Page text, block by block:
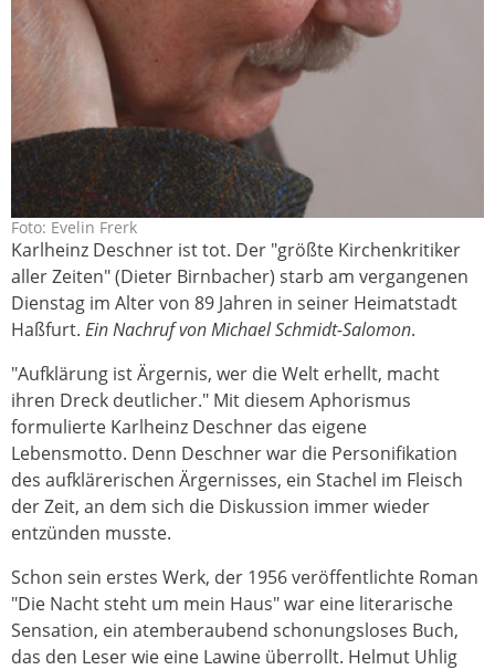
deschner_online_2011.jpg
Foto: Evelin Frerk
Karlheinz Deschner ist tot. Der "größte Kirchenkritiker
aller Zeiten" (Dieter Birnbacher) starb am vergangenen
Dienstag im Alter von 89 Jahren in seiner Heimatstadt
Haßfurt. Ein Nachruf von Michael Schmidt-Salomon.
"Aufklärung ist Ärgernis, wer die Welt erhellt, macht
ihren Dreck deutlicher." Mit diesem Aphorismus
formulierte Karlheinz Deschner das eigene
Lebensmotto. Denn Deschner war die Personifikation
des aufklärerischen Ärgernisses, ein Stachel im Fleisch
der Zeit, an dem sich die Diskussion immer wieder
entzünden musste.
Schon sein erstes Werk, der 1956 veröffentlichte Roman
"Die Nacht steht um mein Haus" war eine literarische
Sensation, ein atemberaubend schonungsloses Buch,
das den Leser wie eine Lawine überrollt. Helmut Uhlig